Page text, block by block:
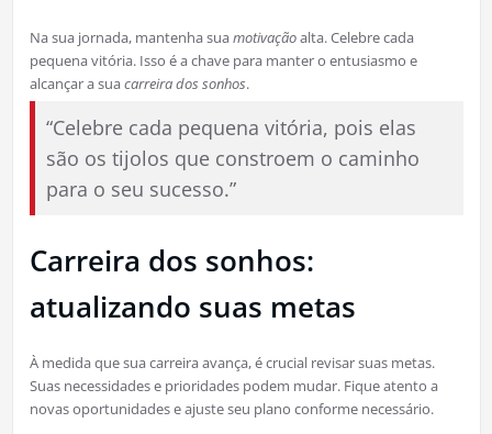
Na sua jornada, mantenha suamotivaçãoalta. Celebre cada
pequena vitória. Isso é a chave para manter o entusiasmo e
alcançar a suacarreira dos sonhos.
“Celebre cada pequena vitória, pois elas
são os tijolos que constroem o caminho
para o seu sucesso.”
Carreira dos sonhos:
atualizando suas metas
À medida que sua carreira avança, é crucial revisar suas metas.
Suas necessidades e prioridades podem mudar. Fique atento a
novas oportunidades e ajuste seu plano conforme necessário.